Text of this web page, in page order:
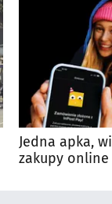
Jedna apka,
zakupy online